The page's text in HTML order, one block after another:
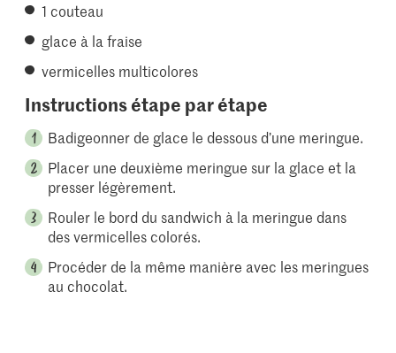
1 couteau
glace à la fraise
vermicelles multicolores
Instructions étape par étape
Badigeonner de glace le dessous d’une meringue.
Placer une deuxième meringue sur la glace et la
presser légèrement.
Rouler le bord du sandwich à la meringue dans
des vermicelles colorés.
Procéder de la même manière avec les meringues
au chocolat.